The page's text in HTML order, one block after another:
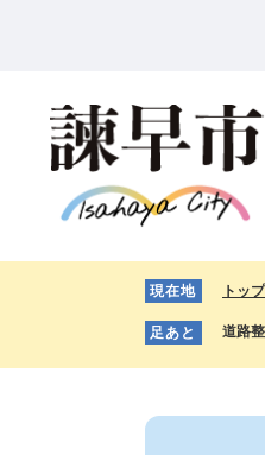
現在地 トッ
足あと 道路
本